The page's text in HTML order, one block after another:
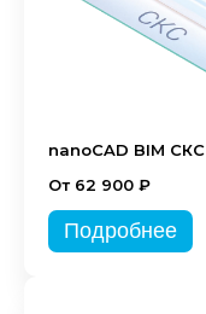
nanoCAD BIM СКС
От 62 900 ₽
Подробнее